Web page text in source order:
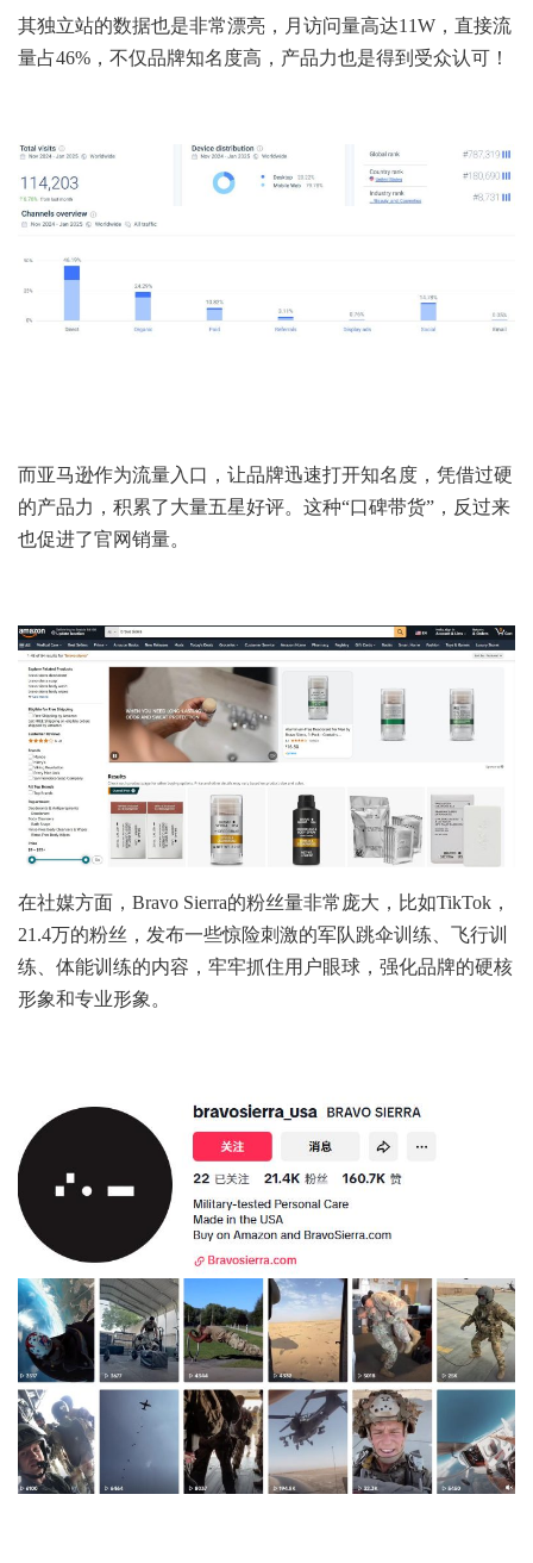
其独立站的数据也是非常漂亮，月访问量高达11W，直接流
量占46%，不仅品牌知名度高，产品力也是得到受众认可！
而亚马逊作为流量入口，让品牌迅速打开知名度，凭借过硬
的产品力，积累了大量五星好评。这种“口碑带货”，反过来
也促进了官网销量。
在社媒方面，Bravo Sierra的粉丝量非常庞大，比如TikTok，
21.4万的粉丝，发布一些惊险刺激的军队跳伞训练、飞行训
练、体能训练的内容，牢牢抓住用户眼球，强化品牌的硬核
形象和专业形象。